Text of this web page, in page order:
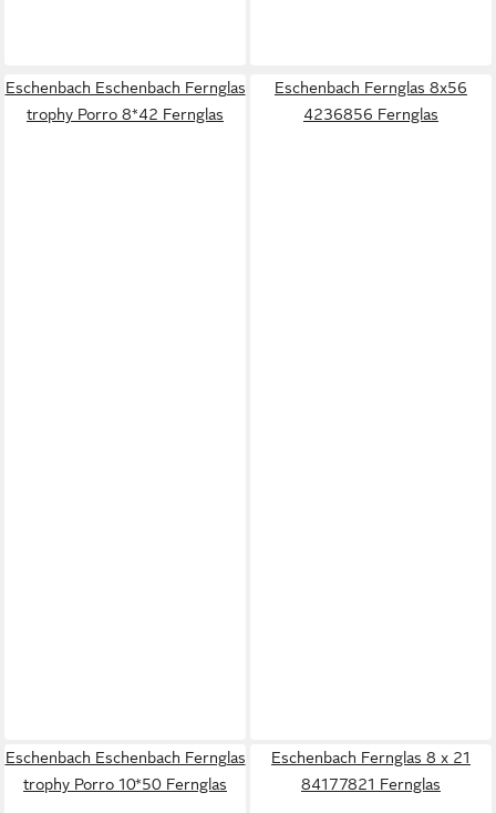
Eschenbach Eschenbach Fernglas
trophy Porro 8*42 Fernglas
Eschenbach Fernglas 8x56
4236856 Fernglas
Eschenbach Eschenbach Fernglas
trophy Porro 10*50 Fernglas
Eschenbach Fernglas 8 x 21
84177821 Fernglas